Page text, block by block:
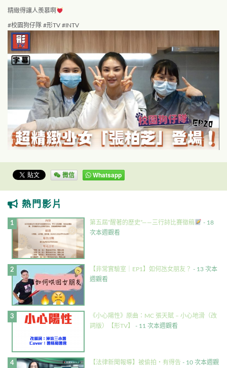
精緻得讓人羨慕啊
#校園狗仔隊 #形TV #INTV
微信 Whatsapp
熱門影片
第五屆”醒著的歷史”——三行詩比賽徵稿
- 18
次本週觀看
【非常實驗室｜EP1】如何氹女朋友？ - 13 次本
週觀看
《小心陽性》原曲：MC 張天賦 – 小心地滑（改
詞版）【形TV】 - 11 次本週觀看
【法律新聞報導】被偷拍・有得告 - 10 次本週觀